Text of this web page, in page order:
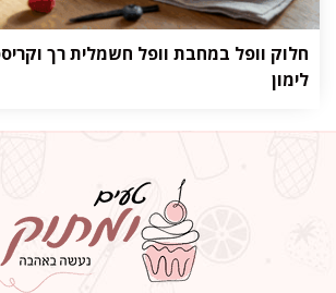
חלוק וופל במחבת וופל חשמלית רך
לימון